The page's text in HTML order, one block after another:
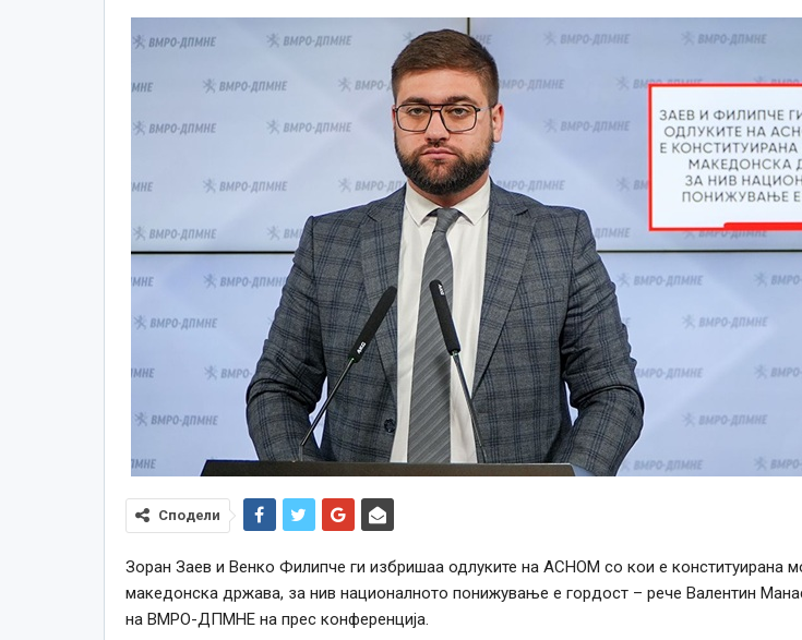
Сподели
Зоран Заев и Венко Филипче ги избришаа одлуките на АСНОМ со кои е конституирана
македонска држава, за нив националното понижување е гордост – рече Валентин
на ВМРО-ДПМНЕ на прес конференција.